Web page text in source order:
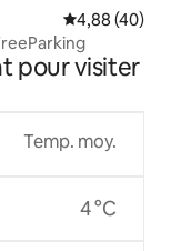
Évaluation
4,88 (40)
pour visiter
Temp. moy.
4 °C